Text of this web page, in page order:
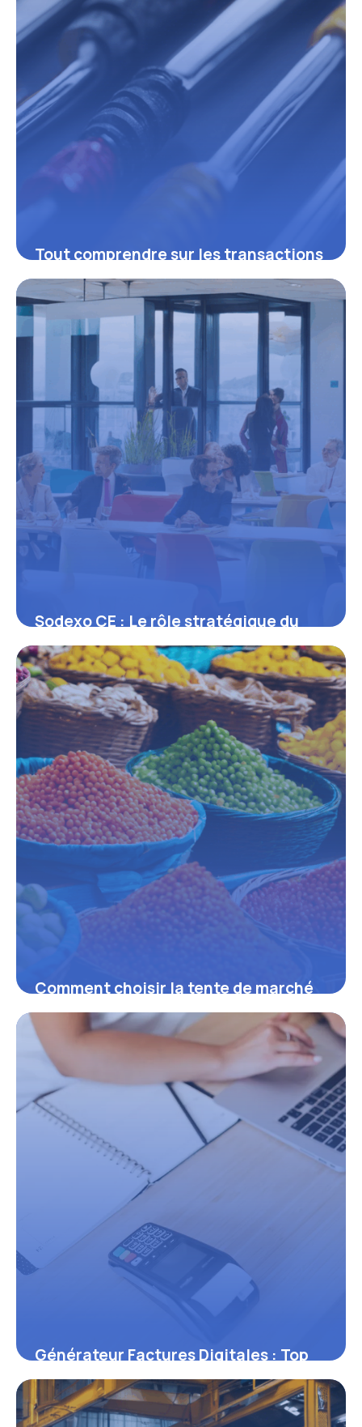
Tout comprendre sur les transactions
SAP : leviers essentiels pour
optimiser vos processus métiers
16 juin 2026
Sodexo CE : Le rôle stratégique du
comité d’entreprise au sein du groupe
16 juin 2026
Comment choisir la tente de marché
idéale pour développer son activité
sur les foires et marchés
16 juin 2026
Générateur Factures Digitales : Top
2026
6 juin 2026